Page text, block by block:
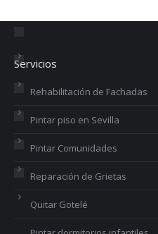
Servicios
Rehabilitación de Fachadas
Pintar piso en Sevilla
Pintar Comunidades
Reparación de Grietas
Quitar Gotelé